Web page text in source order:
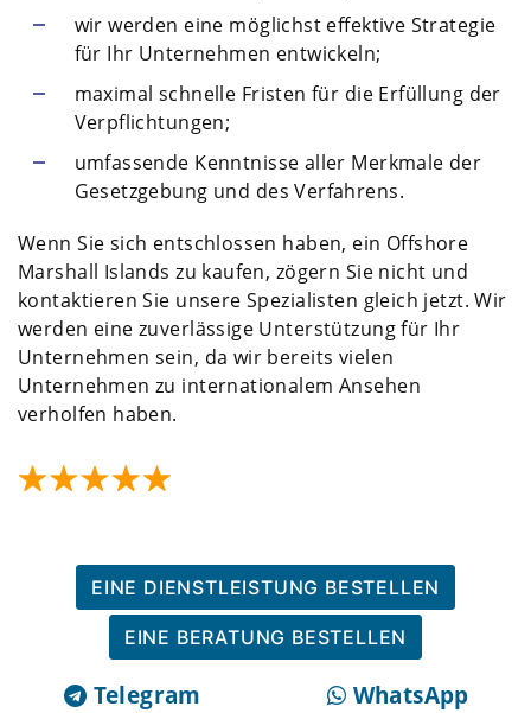
wir werden eine möglichst effektive Strategie
für Ihr Unternehmen entwickeln;
maximal schnelle Fristen für die Erfüllung der
Verpflichtungen;
umfassende Kenntnisse aller Merkmale der
Gesetzgebung und des Verfahrens.
Wenn Sie sich entschlossen haben, ein Offshore
Marshall Islands zu kaufen, zögern Sie nicht und
kontaktieren Sie unsere Spezialisten gleich jetzt. Wir
werden eine zuverlässige Unterstützung für Ihr
Unternehmen sein, da wir bereits vielen
Unternehmen zu internationalem Ansehen
verholfen haben.
EINE DIENSTLEISTUNG BESTELLEN
EINE BERATUNG BESTELLEN
Telegram WhatsApp